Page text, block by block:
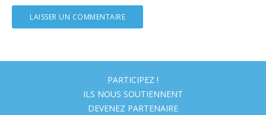
PARTICIPEZ !
ILS NOUS SOUTIENNENT
DEVENEZ PARTENAIRE